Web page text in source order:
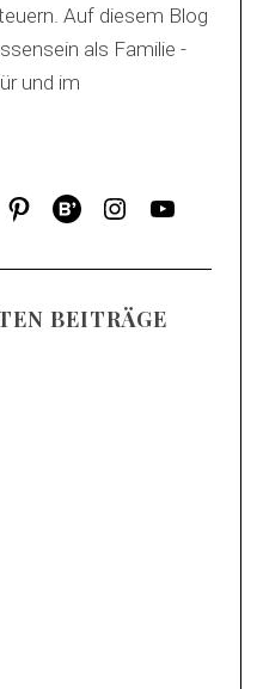
Auf diesem Blog
als Familie -
und im
BEITRÄGE